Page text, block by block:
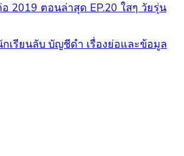
2019 ตอนล่าสุด EP.20 ใสๆ วัยรุ่น
เรียนลับ บัญชีดำ เรื่องย่อและข้อมูล